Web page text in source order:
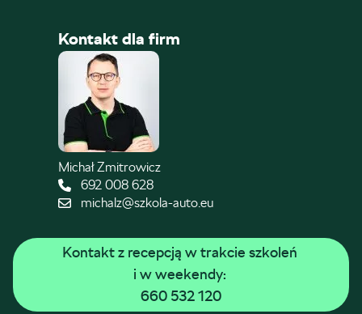
Kontakt dla firm
Michał Zmitrowicz
692 008 628
michalz@szkola-auto.eu
Kontakt z recepcją w trakcie szkoleń
i w weekendy:
660 532 120